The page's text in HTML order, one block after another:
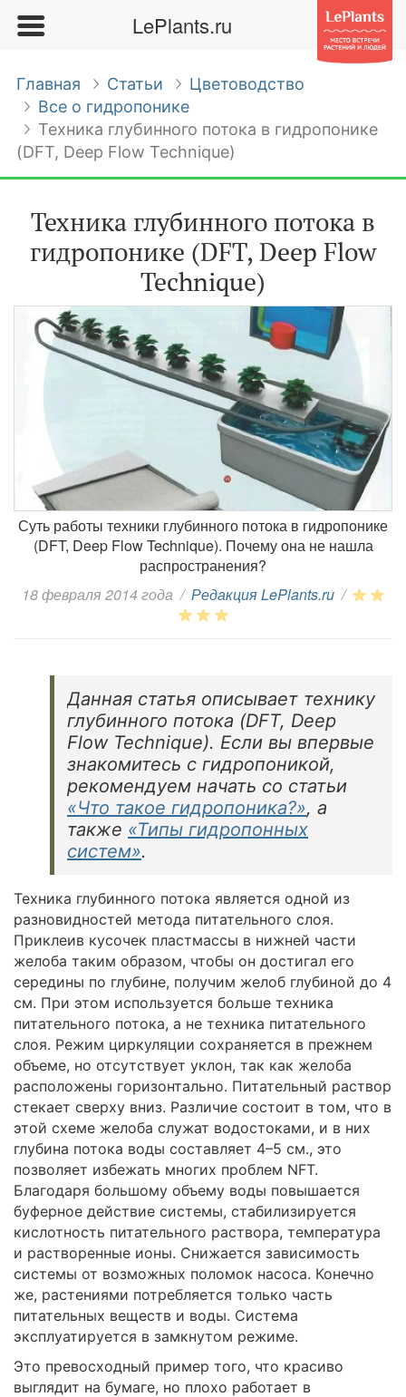
LePlants.ru
Главная Статьи
Цветоводство
Все о гидропонике
Техника глубинного потока в гидропонике
(DFT, Deep Flow Technique)
Техника глубинного потока в
гидропонике (DFT, Deep Flow
Technique)
Суть работы техники глубинного потока в гидропонике
(DFT, Deep Flow Technique). Почему она не нашла
распространения?
18 февраля 2014 года / Редакция LePlants.ru /
Данная статья описывает технику
глубинного потока (DFT, Deep
Flow Technique). Если вы впервые
знакомитесь с гидропоникой,
рекомендуем начать со статьи
«Что такое гидропоника?», а
также «Типы гидропонных
систем».
Техника глубинного потока является одной из
разновидностей метода питательного слоя.
Приклеив кусочек пластмассы в нижней части
желоба таким образом, чтобы он достигал его
середины по глубине, получим желоб глубиной до 4
см. При этом используется больше техника
питательного потока, а не техника питательного
слоя. Режим циркуляции сохраняется в прежнем
объеме, но отсутствует уклон, так как желоба
расположены горизонтально. Питательный раствор
стекает сверху вниз. Различие состоит в том, что в
этой схеме желоба служат водостоками, и в них
глубина потока воды составляет 4–5 см., это
позволяет избежать многих проблем NFT.
Благодаря большому объему воды повышается
буферное действие системы, стабилизируется
кислотность питательного раствора, температура
и рас­творенные ионы. Снижается зависимость
системы от возможных поломок насоса. Конечно
же, растениями потребляется только часть
питательных веществ и воды. Система
эксплуатируется в замкнутом режиме.
Это превосходный пример того, что красиво
выглядит на бумаге, но плохо работает в